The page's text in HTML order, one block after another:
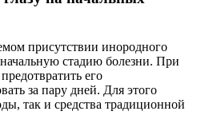
присутствии инородного
стадию болезни. При
его
за пару дней. Для этого
так и средства традиционной